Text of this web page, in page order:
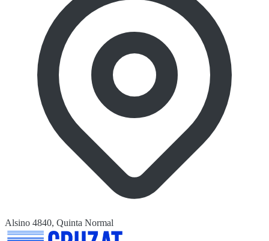
Alsino 4840, Quinta Normal